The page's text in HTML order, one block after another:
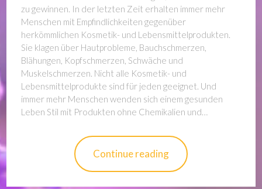
zu gewinnen. In der letzten Zeit erhalten immer mehr
Menschen mit Empfindlichkeiten gegenüber
herkömmlichen Kosmetik- und Lebensmittelprodukten.
Sie klagen über Hautprobleme, Bauchschmerzen,
Blähungen, Kopfschmerzen, Schwäche und
Muskelschmerzen. Nicht alle Kosmetik- und
Lebensmittelprodukte sind für jeden geeignet. Und
immer mehr Menschen wenden sich einem gesunden
Leben Stil mit Produkten ohne Chemikalien und…
Continue reading